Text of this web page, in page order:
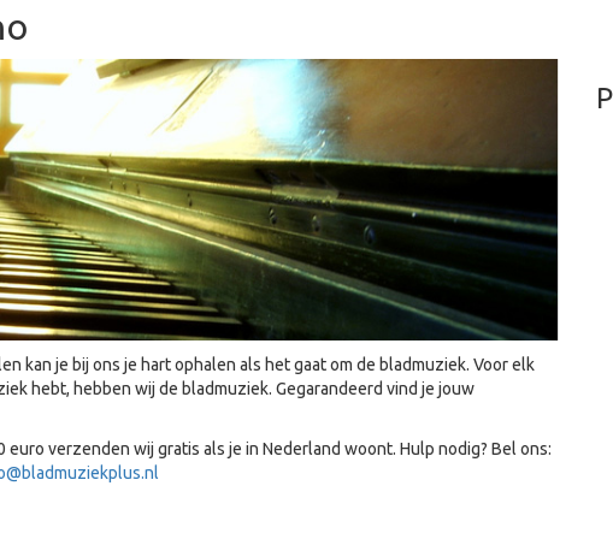
kan je bij ons je hart ophalen als het gaat om de bladmuziek. Voor elk
hebt, hebben wij de bladmuziek. Gegarandeerd vind je jouw
verzenden wij gratis als je in Nederland woont. Hulp nodig? Bel ons: